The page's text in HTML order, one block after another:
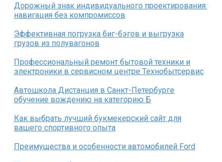
Дорожный знак индивидуального проектирования:
навигация без компромиссов
Эффективная погрузка биг-бэгов и выгрузка
грузов из полувагонов
Профессиональный ремонт бытовой техники и
электроники в сервисном центре Технобытсервис
Автошкола Дистанция в Санкт-Петербурге
обучение вождению на категорию Б
Как выбрать лучший букмекерский сайт для
вашего спортивного опыта
Преимущества и особенности автомобилей Ford